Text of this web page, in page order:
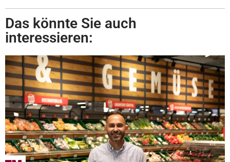
Das könnte Sie auch
interessieren: